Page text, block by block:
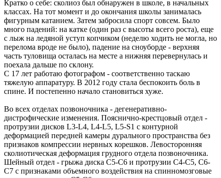
Кратко о себе: сколиоз был обнаружен в школе, в начальных
классах. На тот момент и до окончания школы занималась
фигурным катанием. Затем забросила спорт совсем. Было
много падений: на катке (один раз с высоты всего роста), еще
с лыж на ледяной уступ копчиком (неделю ходить не могла, но
перелома вроде не было), падение на сноуборде - верхняя
часть туловища осталась на месте а нижняя перевернулась и
поехала дальше по склону.
С 17 лет работаю фотографом - соответственно таскаю
тяжелую аппаратуру. В 2012 году стала беспокоить боль в
спине. И постепенно начало становиться хуже.
Во всех отделах позвоночника - дегенеративно-
дистрофические изменения. Пояснично-крестцовый отдел -
протрузии дисков L3-L4, L4-L5, L5-S1 с контурной
деформацией передней камеры дурального пространства без
признаков компрессии нервных корешков. Левосторонняя
сколиотическая деформация грудного отдела позвоночника.
Шейный отдел - грыжа диска С5-С6 и протрузии С4-С5, С6-
С7 с признаками объемного воздействия на спинномозговые